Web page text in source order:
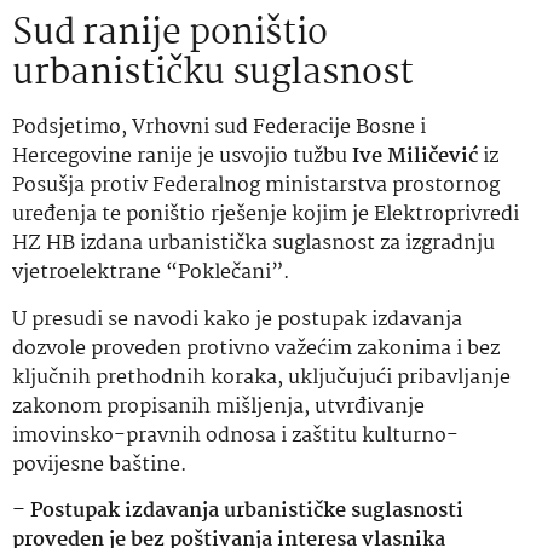
Sud ranije poništio
urbanističku suglasnost
Podsjetimo, Vrhovni sud Federacije Bosne i
Hercegovine ranije je usvojio tužbuIve Miličevićiz
Posušja protiv Federalnog ministarstva prostornog
uređenja te poništio rješenje kojim je Elektroprivredi
HZ HB izdana urbanistička suglasnost za izgradnju
vjetroelektrane “Poklečani”.
U presudi se navodi kako je postupak izdavanja
dozvole proveden protivno važećim zakonima i bez
ključnih prethodnih koraka, uključujući pribavljanje
zakonom propisanih mišljenja, utvrđivanje
imovinsko-pravnih odnosa i zaštitu kulturno-
povijesne baštine.
–Postupak izdavanja urbanističke suglasnosti
proveden je bez poštivanja interesa vlasnika